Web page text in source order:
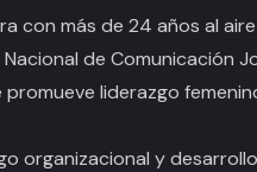
con más de 24 años al
de Comunicación
promueve liderazgo
organizacional y